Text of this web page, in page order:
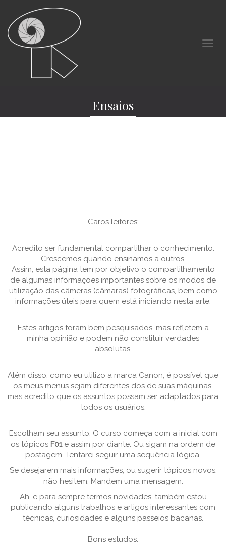
Ensaios
Caros leitores:
Acredito ser fundamental compartilhar o conhecimento.
Crescemos quando ensinamos a outros.
Assim, esta página tem por objetivo o compartilhamento
de algumas informações importantes sobre os modos de
utilização das câmeras (câmaras) fotográficas, bem como
informações úteis para quem está iniciando nesta arte.
Estes artigos foram bem pesquisados, mas refletem a
minha opinião e podem não constituir verdades
absolutas.
Além disso, como eu utilizo a marca Canon, é possível que
os meus menus sejam diferentes dos de suas máquinas,
mas acredito que os assuntos possam ser adaptados para
todos os usuários.
Escolham seu assunto. O curso começa com a inicial com
os tópicos F01e assim por diante. Ou sigam na ordem de
postagem. Tentarei seguir uma sequência lógica.
Se desejarem mais informações, ou sugerir tópicos novos,
não hesitem. Mandem uma mensagem.
Ah, e para sempre termos novidades, também estou
publicando alguns trabalhos e artigos interessantes com
técnicas, curiosidades e alguns passeios bacanas.
Bons estudos.